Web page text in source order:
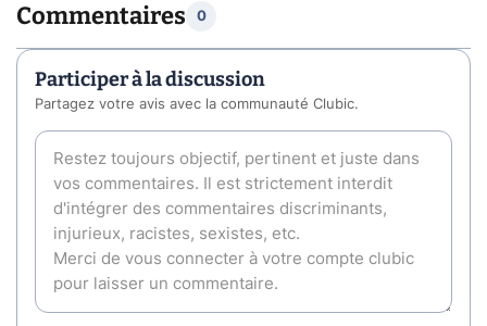
Commentaires 0
Participer à la discussion
Partagez votre avis avec la communauté Clubic.